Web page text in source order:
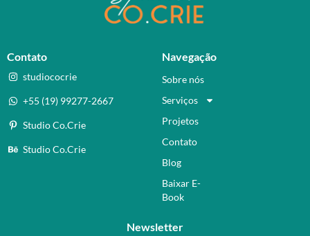
Contato
studiococrie
+55 (19) 99277-2667
Studio Co.Crie
Studio Co.Crie
Navegação
Sobre nós
Serviços
Projetos
Contato
Blog
Baixar E-
Book
Newsletter